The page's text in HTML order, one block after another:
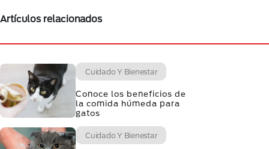
Artículos relacionados
Cuidado Y Bienestar
Conoce los beneficios de
la comida húmeda para
gatos
Cuidado Y Bienestar